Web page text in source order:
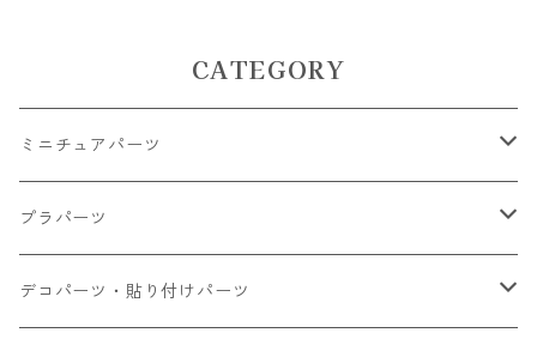
CATEGORY
ミニチュアパーツ
大きいパーツ グラス系
小さいパーツ グラス系
プラパーツ
ナスカン カニカン
デコパーツ・貼り付けパーツ